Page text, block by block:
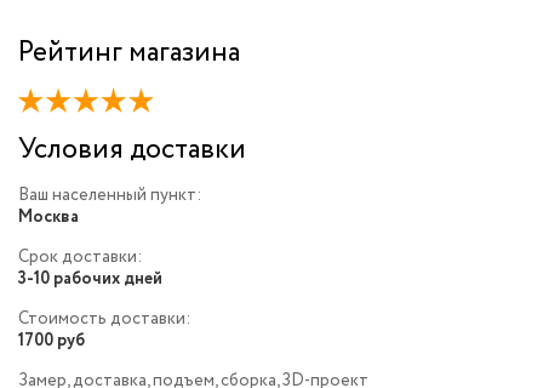
Рейтинг магазина
Условия доставки
Ваш населенный пункт:
Москва
Срок доставки:
3-10 рабочих дней
Стоимость доставки:
1700 руб
Замер, доставка, подъем, сборка, 3D-проект